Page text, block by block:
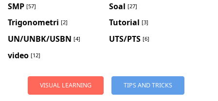
SMP [57] Soal [27]
Trigonometri [2] Tutorial [3]
UN/UNBK/USBN [4] UTS/PTS [6]
video [12]
VISUAL LEARNING TIPS AND TRICKS